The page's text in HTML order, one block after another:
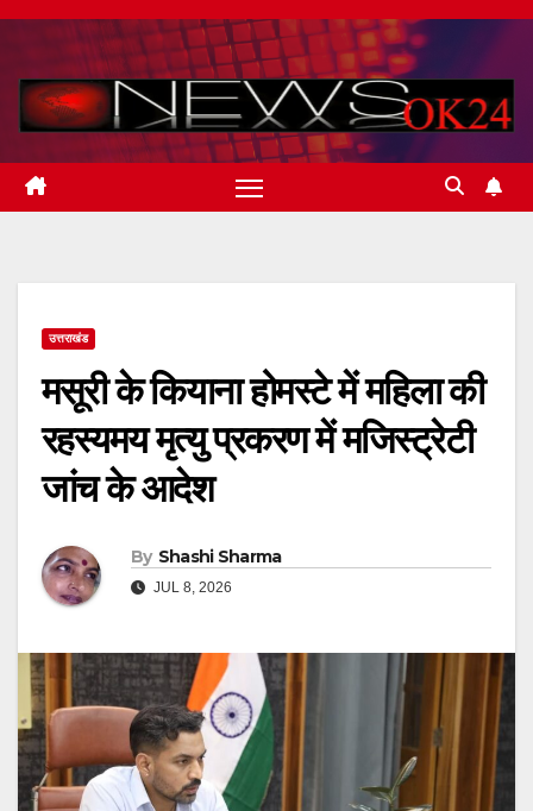
Skip
content
उत्तराखंड
मसूरी के कियाना होमस्टे में महिला की
रहस्यमय मृत्यु प्रकरण में मजिस्ट्रेटी
जांच के आदेश
By Shashi Sharma
JUL 8, 2026